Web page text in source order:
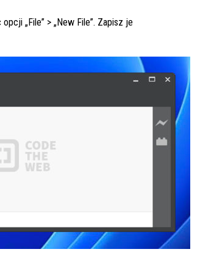
„File” > „New File”. Zapisz je